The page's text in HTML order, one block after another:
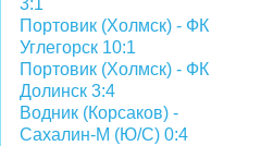
3:1
Портовик (Холмск) - ФК
Углегорск 10:1
Портовик (Холмск) - ФК
Долинск 3:4
Водник (Корсаков) -
Сахалин-М (Ю/С) 0:4